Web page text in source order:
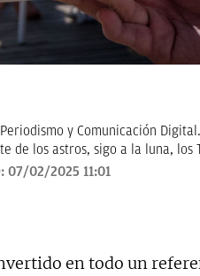
y Comunicación
de los astros, sigo a la luna, los
de consumo, lifestyle,
07/02/2025 11:01
en todo un